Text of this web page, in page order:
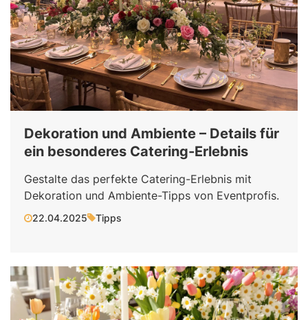
Dekoration und Ambiente – Details für
ein besonderes Catering-Erlebnis
Gestalte das perfekte Catering-Erlebnis mit
Dekoration und Ambiente-Tipps von Eventprofis.
22.04.2025 Tipps